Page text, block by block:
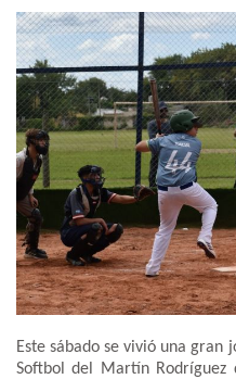
Este sábado se vivió una gran
Softbol del Martín